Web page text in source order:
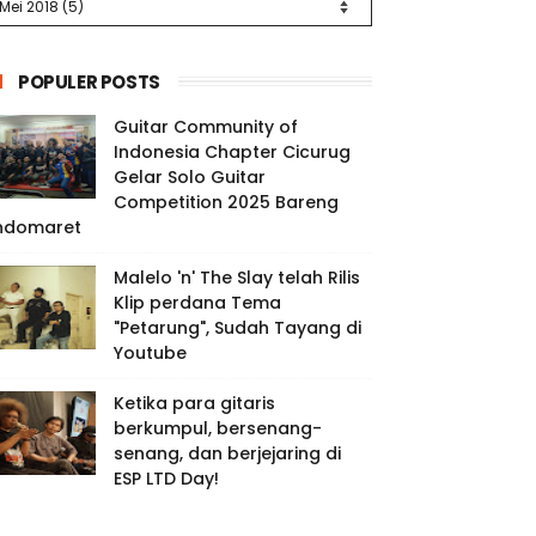
POPULER POSTS
Guitar Community of
Indonesia Chapter Cicurug
Gelar Solo Guitar
Competition 2025 Bareng
Malelo 'n' The Slay telah Rilis
Klip perdana Tema
"Petarung", Sudah Tayang di
Youtube
Ketika para gitaris
berkumpul, bersenang-
senang, dan berjejaring di
ESP LTD Day!